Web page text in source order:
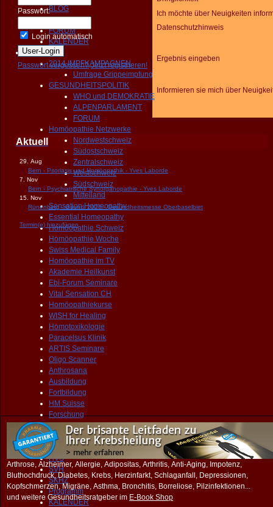
BLOG
NEWS
FORUM
KALENDER
Aktivitäten
2014 IMPFKAMPAGNEN
Umfrage Grippeimpfung
GESUNDHEITSPOLITIK
WHO und DEMOKRATIE
ALPENPARLAMENT
FORUM
Homöopathie Netzwerke
Nordwestschweiz
Südostschweiz
Zentralschweiz
Westschweiz
Südschweiz
Mittelland
Sensation Homeopathy
Essential Homeopathy
Homöopathie Schweiz
Homöopathie Woche
Swiss Medical Family
Homöopathie im TV
Akademie Heilkunst
Ebi-Forum Seminare
Vital Sensation CH
Homöopathiekurse
WISH for Healing
Homotoxikologie
Paracelsus Klinik
ARTIS Seminare
Oligo Scanner
Anthrosana
Ausbildung
Fortbildung
HM Suisse
Forschung
Simillimum
Seminare
Museen
HVS
SVH
SKHZ
Programm
KALENDER
Passwort:
Login automatisch
Passwort vergessen? Jetzt registrieren!
Ich möchte über Neuigkeiten
Datenschutzhinweis
Ergebnis eingeben
Informieren sie mich über
Aktuell
29. Aug
Bern - Psoriasis und Homöopathik - Yves Laborde
7. Nov
Bern - Psychiatrische Synorganopathie - Yves Laborde
15. Nov
Rünenberg - Gsundi 2026 - Gesundheitsmesse Oberbaselbiet
Termin(e) hinzufügen
Arthrose, Alzheimer, Allergie, Adipositas, Arthritis, Anti-Aging, Impotenz,
Bluthochdruck, Diabetes, Krebs, Herzinfarkt, Schlaganfall, Depressionen,
Kopfschmerzen, Migräne, Asthma, Bronchitis, Borreliose, Pilzinfektionen...
und weitere Gesundheitsratgeber im E-Book Shop